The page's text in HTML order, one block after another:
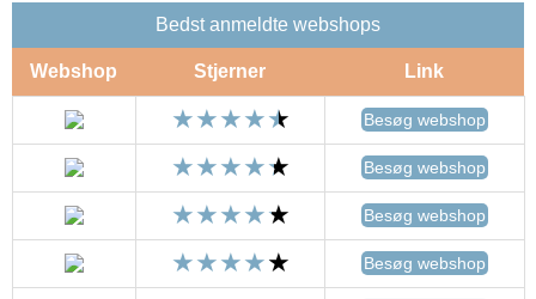
Bedst anmeldte webshops
Webshop Stjerner Link
Besøg webshop
Besøg webshop
Besøg webshop
Besøg webshop